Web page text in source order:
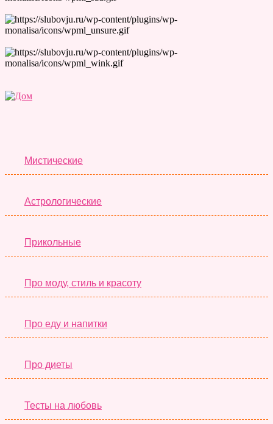
Мистические
Астрологические
Прикольные
Про моду, стиль и красоту
Про еду и напитки
Про диеты
Тесты на любовь